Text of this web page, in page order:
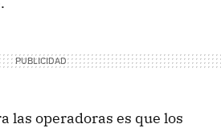
las operadoras es que los